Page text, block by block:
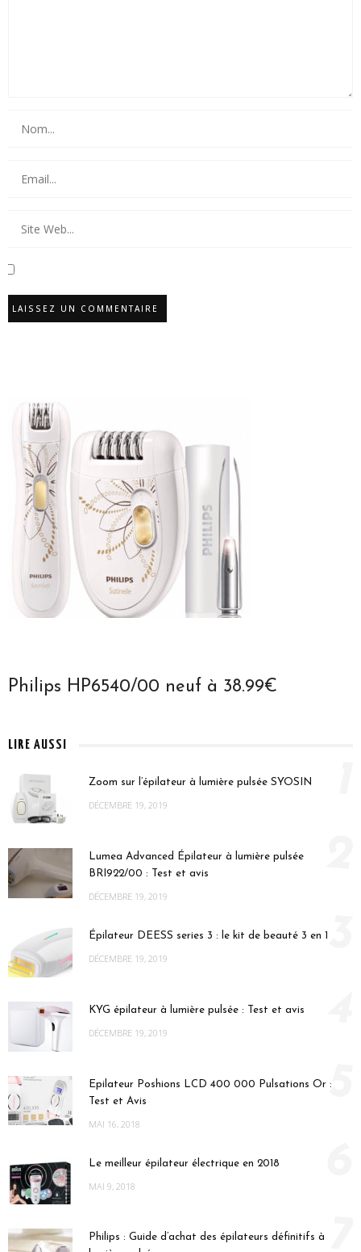
Philips HP6540/00 neuf à 38.99€
LIRE AUSSI
Zoom sur l’épilateur à lumière pulsée SYOSIN
DÉCEMBRE 19, 2019
Lumea Advanced Épilateur à lumière pulsée
BRI922/00 : Test et avis
DÉCEMBRE 19, 2019
Épilateur DEESS series 3 : le kit de beauté 3 en 1
DÉCEMBRE 19, 2019 3
KYG épilateur à lumière pulsée : Test et avis
DÉCEMBRE 19, 2019
Epilateur Poshions LCD 400 000 Pulsations Or :
Test et Avis
MAI 16, 2018
5
Le meilleur épilateur électrique en 2018
MAI 9, 2018
Philips : Guide d’achat des épilateurs définitifs à